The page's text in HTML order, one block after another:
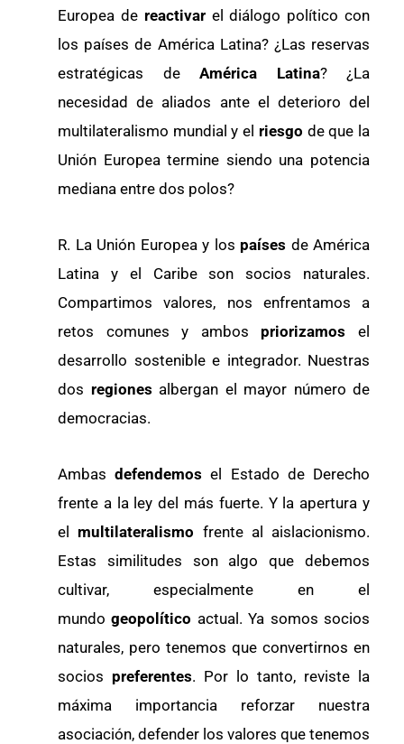
Europea de reactivar el diálogo político con
los países de América Latina? ¿Las reservas
estratégicas de América Latina? ¿La
necesidad de aliados ante el deterioro del
multilateralismo mundial y el riesgo de que la
Unión Europea termine siendo una potencia
mediana entre dos polos?
R. La Unión Europea y los países de América
Latina y el Caribe son socios naturales.
Compartimos valores, nos enfrentamos a
retos comunes y ambos priorizamosel
desarrollo sostenible e integrador. Nuestras
dos regiones albergan el mayor número de
democracias.
Ambasdefendemosel Estado de Derecho
frente a la ley del más fuerte. Y la apertura y
el multilateralismo frente al aislacionismo.
Estas similitudes son algo que debemos
cultivar, especialmente en el
mundogeopolítico actual. Ya somos socios
naturales, pero tenemos que convertirnos en
socios preferentes. Por lo tanto, reviste la
máxima importancia reforzar nuestra
asociación, defender los valores que tenemos